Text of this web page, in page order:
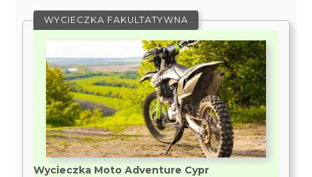
WYCIECZKA FAKULTATYWNA
Wycieczka Moto Adventure Cypr